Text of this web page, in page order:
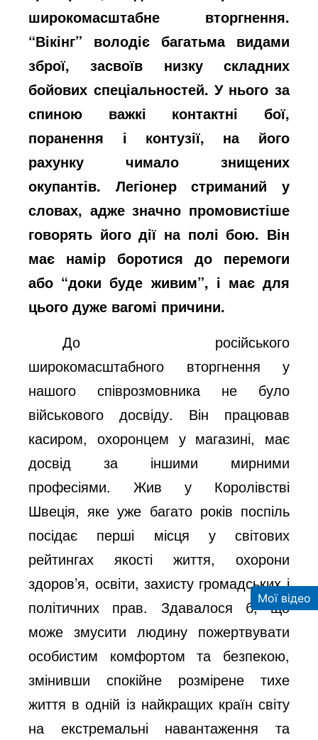
широкомасштабне вторгнення.
“Вікінг” володіє багатьма видами
зброї, засвоїв низку складних
бойових спеціальностей. У нього за
спиною важкі контактні бої,
поранення і контузії, на його
рахунку чимало знищених
окупантів. Легіонер стриманий у
словах, адже значно промовистіше
говорять його дії на полі бою. Він
має намір боротися до перемоги
або “доки буде живим”, і має для
цього дуже вагомі причини.
До російського
широкомасштабного вторгнення у
нашого співрозмовника не було
військового досвіду. Він працював
касиром, охоронцем у магазині, має
досвід за іншими мирними
професіями. Жив у Королівстві
Швеція, яке уже багато років поспіль
посідає перші місця у світових
рейтингах якості життя, охорони
здоров’я, освіти, захисту громадських і
політичних прав. Здавалося б, що
може змусити людину пожертвувати
особистим комфортом та безпекою,
змінивши спокійне розмірене тихе
життя в одній із найкращих країн світу
на екстремальні навантаження та
Мої відео